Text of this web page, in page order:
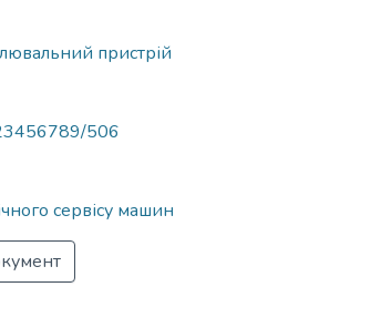
пристрій
506
сервісу машин